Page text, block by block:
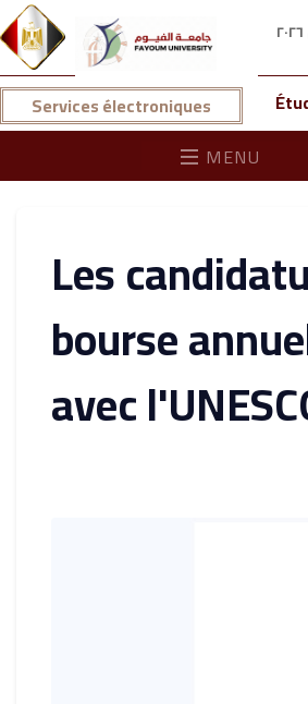
السبت، ٨ أغسطس ٢٠٢٦
Services électroniques
MENU
Les
bourse
avec